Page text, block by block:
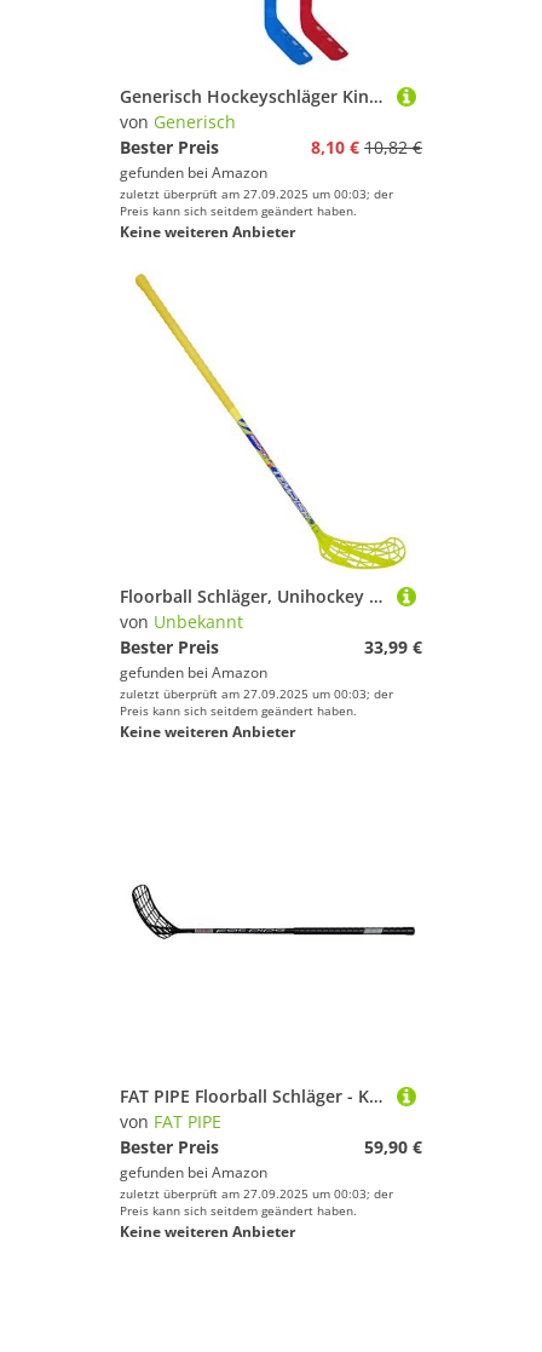
Generisch Hockeyschläger Kinder, Hockey Set Kinder Outdoor Eishockeyschläger Mit Bällen Einsteiger-Hockeyschläger Streethockey Schläger Professioneller Rollhockeyschläger Für Einsteiger
von Generisch
Bester Preis
8,10 € 10,82 €
gefunden bei Amazon
zuletzt überprüft am 27.09.2025 um 00:03; der
Preis kann sich seitdem geändert haben.
Keine weiteren Anbieter
Floorball Schläger, Unihockey Shock IFF Zuslassung 95-100 cm, Floorballschläger (95 cm Rechtsschuß)
von Unbekannt
Bester Preis
33,99 €
gefunden bei Amazon
zuletzt überprüft am 27.09.2025 um 00:03; der
Preis kann sich seitdem geändert haben.
Keine weiteren Anbieter
FAT PIPE Floorball Schläger - K.O.26 PWR schwarz, Carbon Schaft - IFF zertifizierte Markenqualität aus Finnland, Schaftlänge 96 cm (Rechte Hand Oben (Linksausleger))
von FAT PIPE
Bester Preis
59,90 €
gefunden bei Amazon
zuletzt überprüft am 27.09.2025 um 00:03; der
Preis kann sich seitdem geändert haben.
Keine weiteren Anbieter